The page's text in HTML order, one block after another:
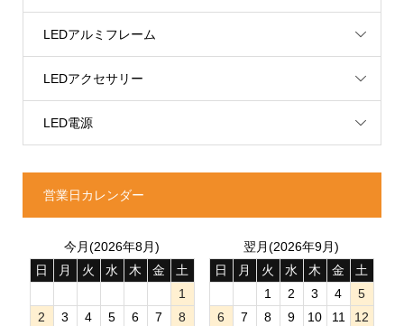
LEDアルミフレーム
LEDアクセサリー
LED電源
営業日カレンダー
今月(2026年8月)
日
月 火 水 木 金
土
1
2
3 4 5 6 7
8
翌月(2026年9月)
日
月 火 水 木 金
土
1
2 3 4
5
6
7 8 9 10 11
12